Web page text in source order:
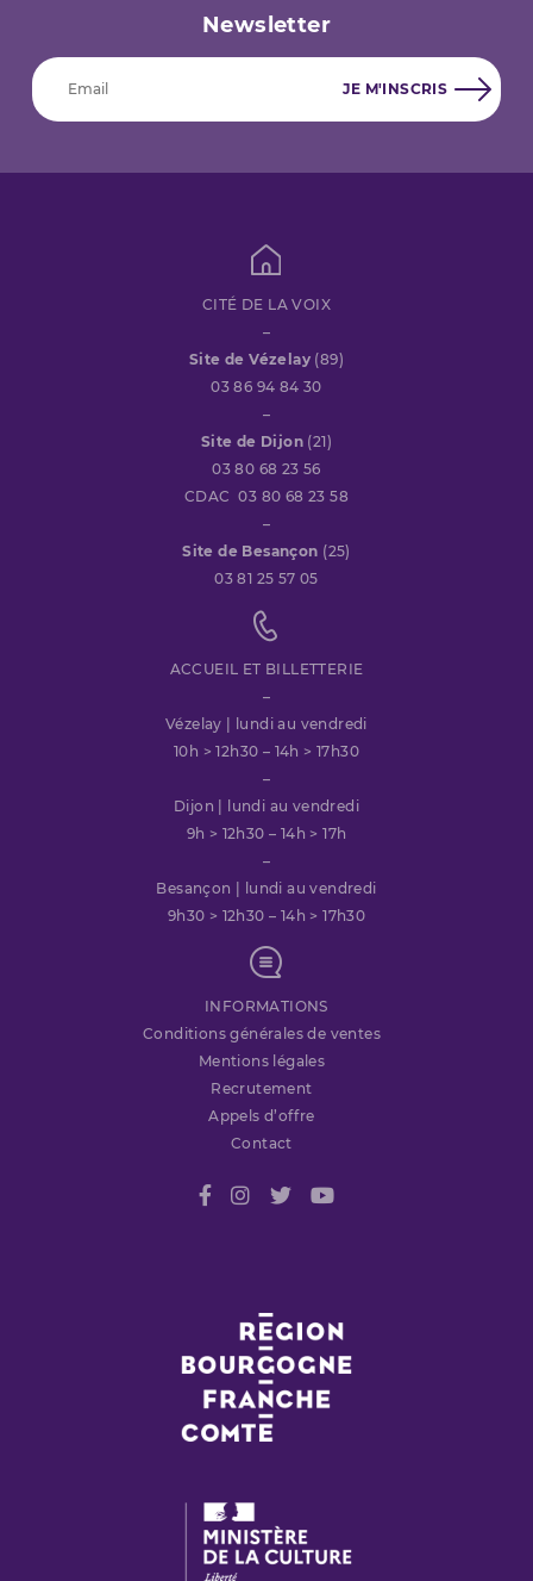
Newsletter
CITÉ DE LA VOIX
–
Site de Vézelay (89)
03 86 94 84 30
–
Site de Dijon (21)
03 80 68 23 56
CDAC 03 80 68 23 58
–
Site de Besançon (25)
03 81 25 57 05
ACCUEIL ET BILLETTERIE
–
Vézelay | lundi au vendredi
10h > 12h30 – 14h > 17h30
–
Dijon | lundi au vendredi
9h > 12h30 – 14h > 17h
–
Besançon | lundi au vendredi
9h30 > 12h30 – 14h > 17h30
INFORMATIONS
Conditions générales de ventes
Mentions légales
Recrutement
Appels d’offre
Contact